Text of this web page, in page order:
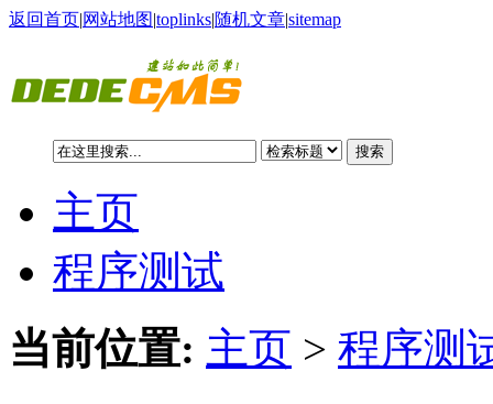
返回首页|网站地图|toplinks|随机文章|sitemap
搜索
主页
程序测试
当前位置: 主页 > 程序测